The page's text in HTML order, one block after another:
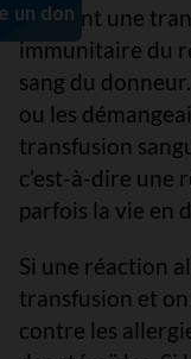
pendant une
immunitaire du
sang du
ou les
transfusion
c’est-à-dire une
parfois la vie en
Si une réaction
transfusion et
contre les